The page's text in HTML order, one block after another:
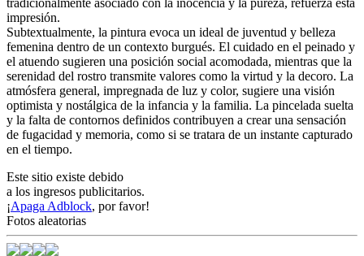
tradicionalmente asociado con la inocencia y la pureza, refuerza esta
impresión.
Subtextualmente, la pintura evoca un ideal de juventud y belleza
femenina dentro de un contexto burgués. El cuidado en el peinado y
el atuendo sugieren una posición social acomodada, mientras que la
serenidad del rostro transmite valores como la virtud y la decoro. La
atmósfera general, impregnada de luz y color, sugiere una visión
optimista y nostálgica de la infancia y la familia. La pincelada suelta
y la falta de contornos definidos contribuyen a crear una sensación
de fugacidad y memoria, como si se tratara de un instante capturado
en el tiempo.
Este sitio existe debido
a los ingresos publicitarios.
¡Apaga Adblock, por favor!
Fotos aleatorias